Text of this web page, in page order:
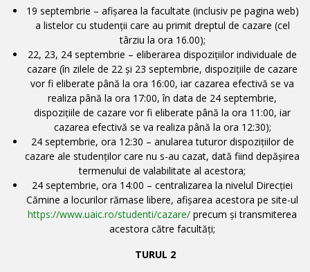
19 septembrie – afişarea la facultate (inclusiv pe pagina web)
a listelor cu studenții care au primit dreptul de cazare (cel
târziu la ora 16.00);
22, 23, 24 septembrie – eliberarea dispoziţiilor individuale de
cazare (în zilele de 22 şi 23 septembrie, dispozițiile de cazare
vor fi eliberate până la ora 16:00, iar cazarea efectivă se va
realiza până la ora 17:00, în data de 24 septembrie,
dispozițiile de cazare vor fi eliberate până la ora 11:00, iar
cazarea efectivă se va realiza până la ora 12:30);
24 septembrie, ora 12:30 – anularea tuturor dispoziţiilor de
cazare ale studenţilor care nu s-au cazat, dată fiind depăşirea
termenului de valabilitate al acestora;
24 septembrie, ora 14:00 – centralizarea la nivelul Direcţiei
Cămine a locurilor rămase libere, afişarea acestora pe site-ul
https://www.uaic.ro/studenti/cazare/ precum şi transmiterea
acestora către facultăţi;
TURUL 2